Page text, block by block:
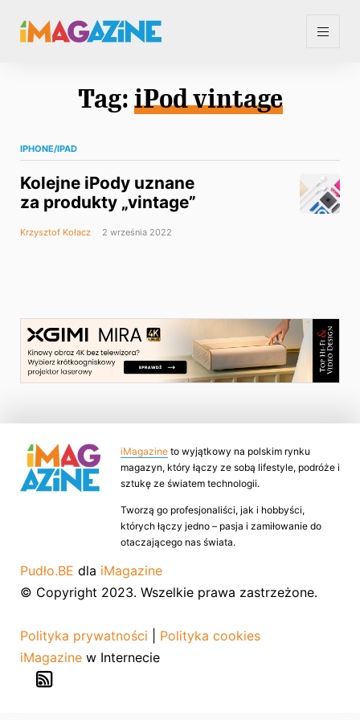
Tag: iPod vintage
IPHONE/IPAD
Kolejne iPody uznane
za produkty „vintage”
Krzysztof Kołacz 2 września 2022
iMagazine to wyjątkowy na polskim rynku
magazyn, który łączy ze sobą lifestyle, podróże i
sztukę ze światem technologii.
Tworzą go profesjonaliści, jak i hobbyści,
których łączy jedno – pasja i zamiłowanie do
otaczającego nas świata.
Pudło.BE dla iMagazine
© Copyright 2023. Wszelkie prawa zastrzeżone.
Polityka prywatności
Polityka cookies
iMagazine w Internecie